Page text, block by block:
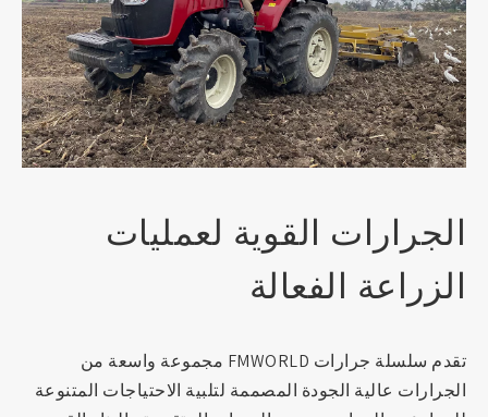
الجرارات القوية لعمليات
الزراعة الفعالة
تقدم سلسلة جرارات FMWORLD مجموعة واسعة من
الجرارات عالية الجودة المصممة لتلبية الاحتياجات المتنوعة